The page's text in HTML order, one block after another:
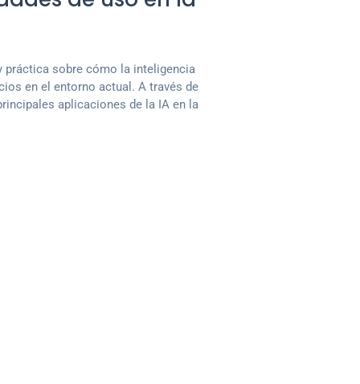
práctica sobre cómo la inteligencia
en el entorno actual. A través de
aplicaciones de la IA en la